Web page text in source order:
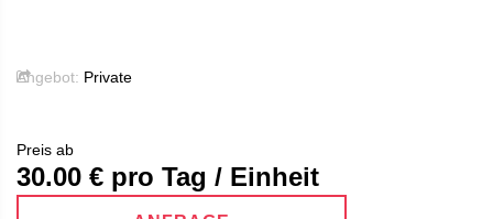
Angebot: Private
Preis ab
30.00 € pro Tag / Einheit